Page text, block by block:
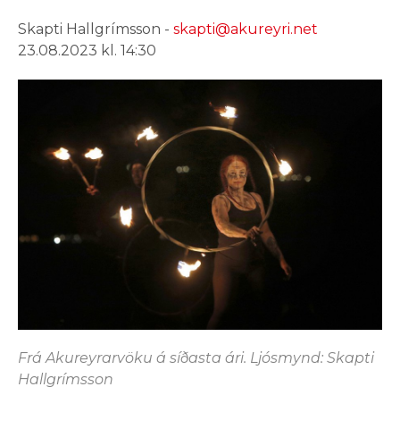
Skapti Hallgrímsson - skapti@akureyri.net
23.08.2023 kl. 14:30
Frá Akureyrarvöku á síðasta ári. Ljósmynd: Skapti
Hallgrímsson